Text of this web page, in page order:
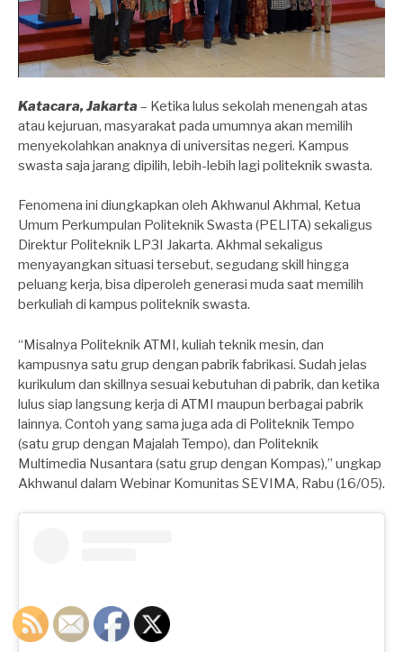
Katacara, Jakarta – Ketika lulus sekolah menengah atas
atau kejuruan, masyarakat pada umumnya akan memilih
menyekolahkan anaknya di universitas negeri. Kampus
swasta saja jarang dipilih, lebih-lebih lagi politeknik swasta.
Fenomena ini diungkapkan oleh Akhwanul Akhmal, Ketua
Umum Perkumpulan Politeknik Swasta (PELITA) sekaligus
Direktur Politeknik LP3I Jakarta. Akhmal sekaligus
menyayangkan situasi tersebut, segudang skill hingga
peluang kerja, bisa diperoleh generasi muda saat memilih
berkuliah di kampus politeknik swasta.
“Misalnya Politeknik ATMI, kuliah teknik mesin, dan
kampusnya satu grup dengan pabrik fabrikasi. Sudah jelas
kurikulum dan skillnya sesuai kebutuhan di pabrik, dan ketika
lulus siap langsung kerja di ATMI maupun berbagai pabrik
lainnya. Contoh yang sama juga ada di Politeknik Tempo
(satu grup dengan Majalah Tempo), dan Politeknik
Multimedia Nusantara (satu grup dengan Kompas),” ungkap
Akhwanul dalam Webinar Komunitas SEVIMA, Rabu (16/05).